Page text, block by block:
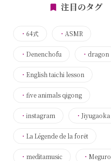
注目のタグ
・ 64式 ・ ASMR
・ Denenchofu ・ dragon
・ English taichi lesson
・ five animals qigong
・ instagram ・ Jiyugaoka
・ La Légende de la forêt
・ meditamusic ・ Meguro